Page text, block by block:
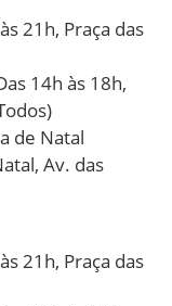
21h, Praça das
14h às 18h,
de Natal
Av. das
21h, Praça das